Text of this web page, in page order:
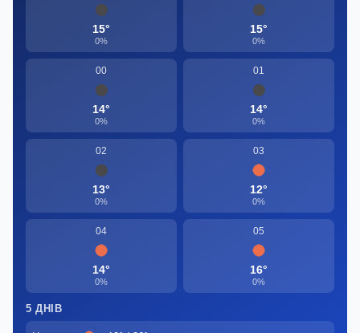
15°
0%
15°
0%
00
14°
0%
01
14°
0%
02
13°
0%
03
12°
0%
04
14°
0%
05
16°
0%
5 ДНІВ